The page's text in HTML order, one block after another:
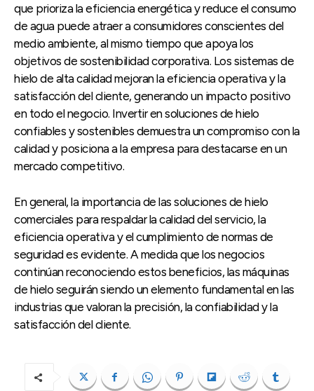
que prioriza la eficiencia energética y reduce el consumo
de agua puede atraer a consumidores conscientes del
medio ambiente, al mismo tiempo que apoya los
objetivos de sostenibilidad corporativa. Los sistemas de
hielo de alta calidad mejoran la eficiencia operativa y la
satisfacción del cliente, generando un impacto positivo
en todo el negocio. Invertir en soluciones de hielo
confiables y sostenibles demuestra un compromiso con la
calidad y posiciona a la empresa para destacarse en un
mercado competitivo.
En general, la importancia de las soluciones de hielo
comerciales para respaldar la calidad del servicio, la
eficiencia operativa y el cumplimiento de normas de
seguridad es evidente. A medida que los negocios
continúan reconociendo estos beneficios, las máquinas
de hielo seguirán siendo un elemento fundamental en las
industrias que valoran la precisión, la confiabilidad y la
satisfacción del cliente.